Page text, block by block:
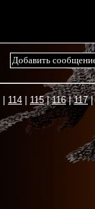
114 115 116 117